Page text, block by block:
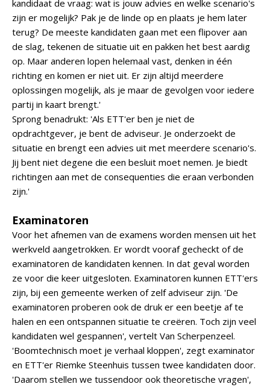
kandidaat de vraag: wat is jouw advies en welke scenario's
zijn er mogelijk? Pak je de linde op en plaats je hem later
terug? De meeste kandidaten gaan met een flipover aan
de slag, tekenen de situatie uit en pakken het best aardig
op. Maar anderen lopen helemaal vast, denken in één
richting en komen er niet uit. Er zijn altijd meerdere
oplossingen mogelijk, als je maar de gevolgen voor iedere
partij in kaart brengt.'
Sprong benadrukt: 'Als ETT'er ben je niet de
opdrachtgever, je bent de adviseur. Je onderzoekt de
situatie en brengt een advies uit met meerdere scenario's.
Jij bent niet degene die een besluit moet nemen. Je biedt
richtingen aan met de consequenties die eraan verbonden
zijn.'
Examinatoren
Voor het afnemen van de examens worden mensen uit het
werkveld aangetrokken. Er wordt vooraf gecheckt of de
examinatoren de kandidaten kennen. In dat geval worden
ze voor die keer uitgesloten. Examinatoren kunnen ETT'ers
zijn, bij een gemeente werken of zelf adviseur zijn. 'De
examinatoren proberen ook de druk er een beetje af te
halen en een ontspannen situatie te creëren. Toch zijn veel
kandidaten wel gespannen', vertelt Van Scherpenzeel.
'Boomtechnisch moet je verhaal kloppen', zegt examinator
en ETT'er Riemke Steenhuis tussen twee kandidaten door.
'Daarom stellen we tussendoor ook theoretische vragen',